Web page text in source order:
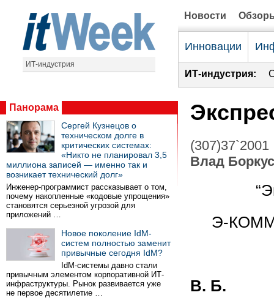
ИТ-индустрия
Новости
Инновации
ИТ-индустрия:
Панорама
Сергей Кузнецов о
техническом долге в
критических системах:
«Никто не планировал 3,5
миллиона записей — именно так и
возникает технический долг»
Инженер-программист рассказывает о том,
почему накопленные «кодовые упрощения»
становятся серьезной угрозой для
приложений …
Новое поколение IdM-
систем полностью заменит
привычные сегодня IdM?
IdM-системы давно стали
привычным элементом корпоративной ИТ-
инфраструктуры. Рынок развивается уже
не первое десятилетие …
(307)37`2001
Влад Боркус
Э-
В. Б.